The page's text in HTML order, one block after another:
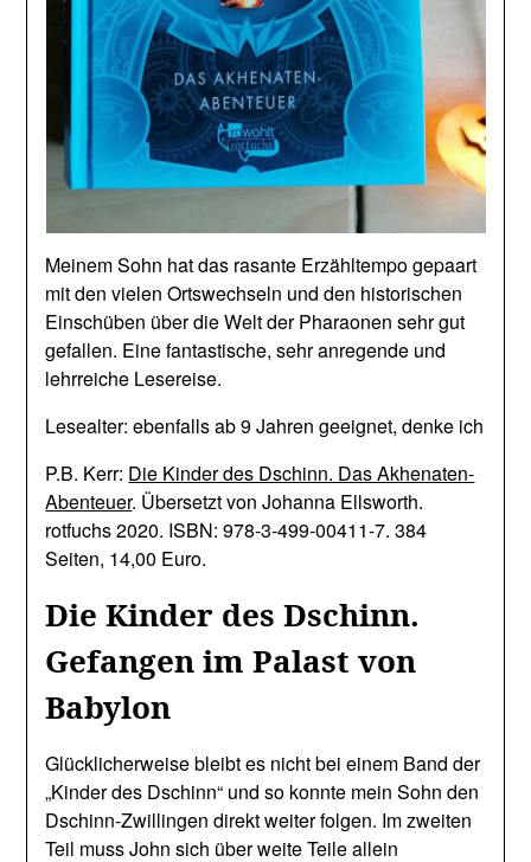
Meinem Sohn hat das rasante Erzähltempo gepaart
mit den vielen Ortswechseln und den historischen
Einschüben über die Welt der Pharaonen sehr gut
gefallen. Eine fantastische, sehr anregende und
lehrreiche Lesereise.
Lesealter: ebenfalls ab 9 Jahren geeignet, denke ich
P.B. Kerr: Die Kinder des Dschinn. Das Akhenaten-
Abenteuer. Übersetzt von Johanna Ellsworth.
rotfuchs 2020. ISBN: 978-3-499-00411-7. 384
Seiten, 14,00 Euro.
Die Kinder des Dschinn.
Gefangen im Palast von
Babylon
Glücklicherweise bleibt es nicht bei einem Band der
„Kinder des Dschinn“ und so konnte mein Sohn den
Dschinn-Zwillingen direkt weiter folgen. Im zweiten
Teil muss John sich über weite Teile allein